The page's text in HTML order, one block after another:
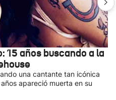
15 años buscando a la
una cantante tan icónica
apareció muerta en su